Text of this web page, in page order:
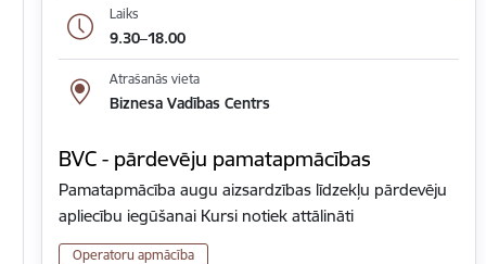
Laiks
9.30–18.00
Atrašanās vieta
Biznesa Vadības Centrs
BVC - pārdevēju pamatapmācības
Pamatapmācība augu aizsardzības līdzekļu pārdevēju
apliecību iegūšanai Kursi notiek attālināti
Operatoru apmācība